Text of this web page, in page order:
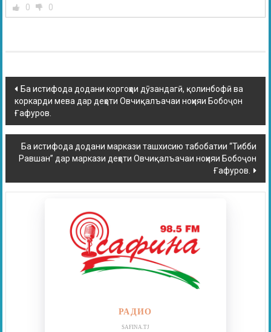
0 0
Ба истифода додани коргоҳҳои дӯзандагӣ, қолинбофӣ ва
коркарди мева дар деҳоти Овчиқалъачаи ноҳияи Бобоҷон
Ғафуров.
Ба истифода додани маркази ташхисию табобатии “Тибби
Равшан” дар маркази деҳоти Овчиқалъачаи ноҳияи Бобоҷон
Ғафуров.
РАДИО
SAFINA.TJ